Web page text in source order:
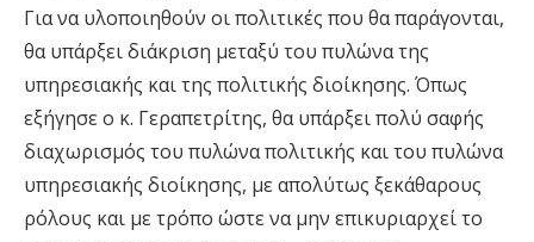
Για να υλοποιηθούν οι πολιτικές που θα παράγονται,
θα υπάρξει διάκριση μεταξύ του πυλώνα της
υπηρεσιακής και της πολιτικής διοίκησης. Όπως
εξήγησε ο κ. Γεραπετρίτης, θα υπάρξει πολύ σαφής
διαχωρισμός του πυλώνα πολιτικής και του πυλώνα
υπηρεσιακής διοίκησης, με απολύτως ξεκάθαρους
ρόλους και με τρόπο ώστε να μην επικυριαρχεί το